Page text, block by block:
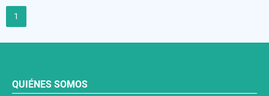
1
QUIÉNES SOMOS